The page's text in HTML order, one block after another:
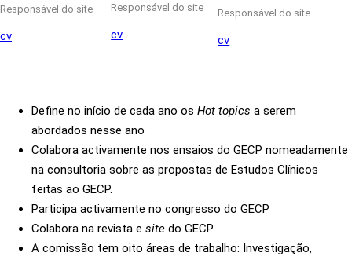
Responsável do site
cv
Responsável do site
cv
Responsável do site
cv
Define no início de cada ano os Hot topics a serem
abordados nesse ano
Colabora activamente nos ensaios do GECP nomeadamente
na consultoria sobre as propostas de Estudos Clínicos
feitas ao GECP.
Participa activamente no congresso do GECP
Colabora na revista e site do GECP
A comissão tem oito áreas de trabalho: Investigação,